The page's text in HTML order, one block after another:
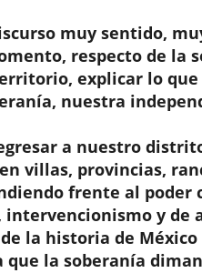
muy sentido,
respecto de la
explicar lo
nuestra
a nuestro
villas, provincias,
frente al poder
y de
la historia de México
la soberanía